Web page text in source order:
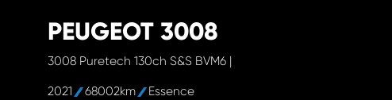
PEUGEOT 3008
3008 Puretech 130ch S&S BVM6 |
2021 68002km Essence